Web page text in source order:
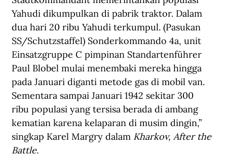
Yahudi dikumpulkan di pabrik traktor. Dalam
dua hari 20 ribu Yahudi terkumpul. (Pasukan
SS/Schutzstaffel) Sonderkommando 4a, unit
Einsatzgruppe C pimpinan Standartenführer
Paul Blobel mulai menembaki mereka hingga
pada Januari diganti metode gas di mobil van.
Sementara sampai Januari 1942 sekitar 300
ribu populasi yang tersisa berada di ambang
kematian karena kelaparan di musim dingin,”
singkap Karel Margry dalam Kharkov, After the
Battle.